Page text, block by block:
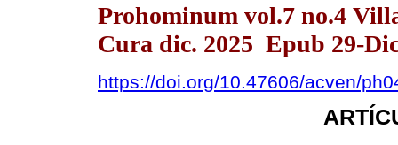
Prohominum vol.7 no.4
Cura dic. 2025 Epub 29-
https://doi.org/10.47606/acven/